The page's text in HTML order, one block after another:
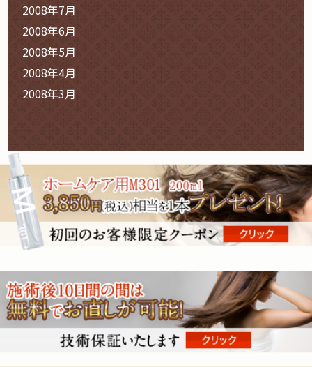
2008年7月
2008年6月
2008年5月
2008年4月
2008年3月